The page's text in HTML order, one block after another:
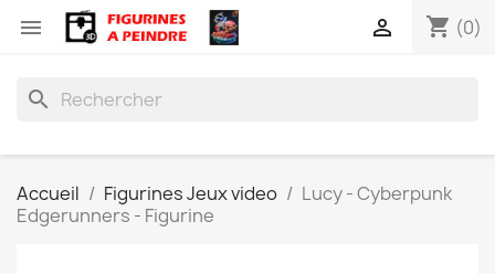
 shopping_cart (0)

search
Accueil Figurines Jeux video
Lucy - Cyberpunk
Edgerunners - Figurine